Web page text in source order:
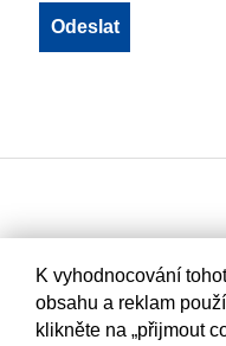
K vyhodnocování
obsahu a reklam
klikněte na „přijmout